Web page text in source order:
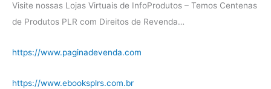
Visite nossas Lojas Virtuais de InfoProdutos – Temos Centenas
de Produtos PLR com Direitos de Revenda…
https://www.paginadevenda.com
https://www.ebooksplrs.com.br